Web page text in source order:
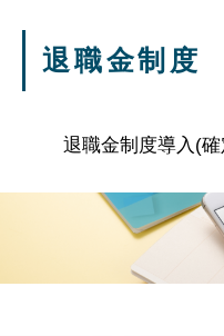
退職金制度
退職金制度導入 (